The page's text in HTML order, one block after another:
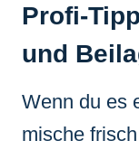
Profi-
und
Wenn du es
mische